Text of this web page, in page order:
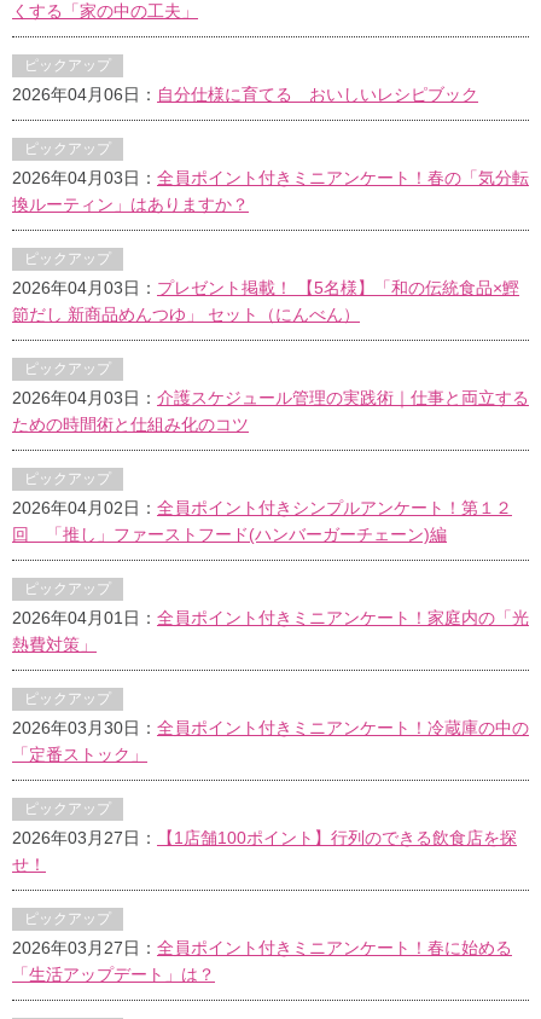
くする「家の中の工夫」
ピックアップ
2026年04月06日： 自分仕様に育てる おいしいレシピブック
ピックアップ
2026年04月03日： 全員ポイント付きミニアンケート！春の「気分転
換ルーティン」はありますか？
ピックアップ
2026年04月03日： プレゼント掲載！ 【5名様】「和の伝統食品×鰹
節だし 新商品めんつゆ」 セット（にんべん）
ピックアップ
2026年04月03日： 介護スケジュール管理の実践術｜仕事と両立する
ための時間術と仕組み化のコツ
ピックアップ
2026年04月02日： 全員ポイント付きシンプルアンケート！第１２
回 「推し」ファーストフード(ハンバーガーチェーン)編
ピックアップ
2026年04月01日： 全員ポイント付きミニアンケート！家庭内の「光
熱費対策」
ピックアップ
2026年03月30日： 全員ポイント付きミニアンケート！冷蔵庫の中の
「定番ストック」
ピックアップ
2026年03月27日：
【1店舗100ポイント】行列のできる飲食店を探
せ！
ピックアップ
2026年03月27日： 全員ポイント付きミニアンケート！春に始める
「生活アップデート」は？